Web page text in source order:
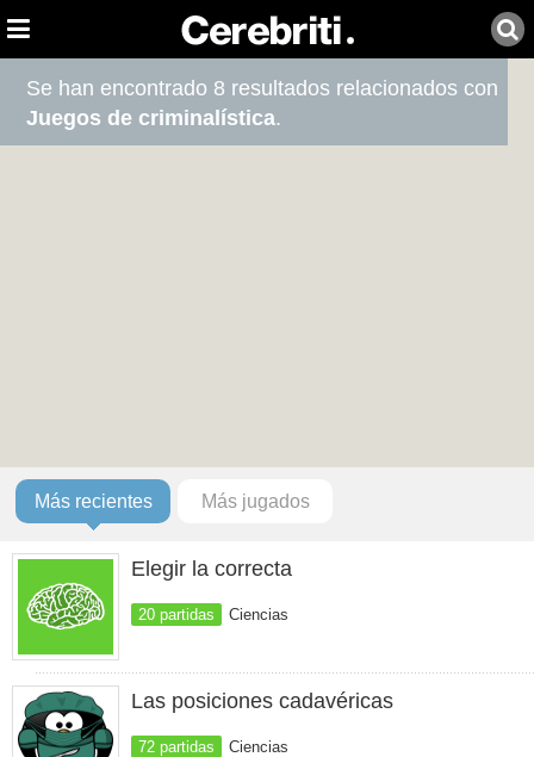
Se han encontrado 8 resultados relacionados con
Juegos de criminalística.
Más recientes Más jugados
Elegir la correcta
20 partidas Ciencias
Las posiciones cadavéricas
72 partidas Ciencias